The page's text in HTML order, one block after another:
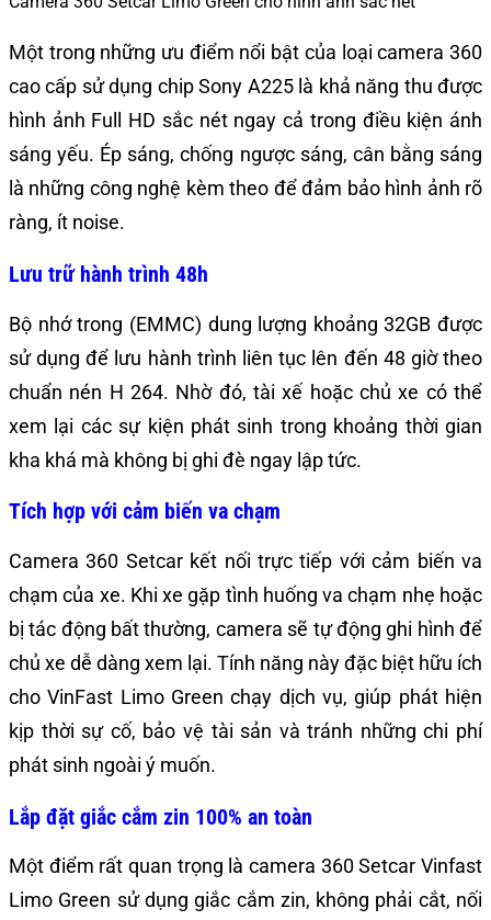
Một trong những ưu điểm nổi bật của loại camera 360
cao cấp sử dụng chip Sony A225 là khả năng thu được
hình ảnh Full HD sắc nét ngay cả trong điều kiện ánh
sáng yếu. Ép sáng, chống ngược sáng, cân bằng sáng
là những công nghệ kèm theo để đảm bảo hình ảnh rõ
ràng, ít noise.
Lưu trữ hành trình 48h
Bộ nhớ trong (EMMC) dung lượng khoảng 32GB được
sử dụng để lưu hành trình liên tục lên đến 48 giờ theo
chuẩn nén H 264. Nhờ đó, tài xế hoặc chủ xe có thể
xem lại các sự kiện phát sinh trong khoảng thời gian
kha khá mà không bị ghi đè ngay lập tức.
Tích hợp với cảm biến va chạm
Camera 360 Setcar kết nối trực tiếp với cảm biến va
chạm của xe. Khi xe gặp tình huống va chạm nhẹ hoặc
bị tác động bất thường, camera sẽ tự động ghi hình để
chủ xe dễ dàng xem lại. Tính năng này đặc biệt hữu ích
cho VinFast Limo Green chạy dịch vụ, giúp phát hiện
kịp thời sự cố, bảo vệ tài sản và tránh những chi phí
phát sinh ngoài ý muốn.
Lắp đặt giắc cắm zin 100% an toàn
Một điểm rất quan trọng là camera 360 Setcar Vinfast
Limo Green sử dụng giắc cắm zin, không phải cắt, nối